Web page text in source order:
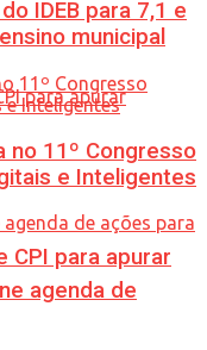
CPI para apurar
IDEB para 7,1 e
municipal
no 11º Congresso
e Inteligentes
agenda de